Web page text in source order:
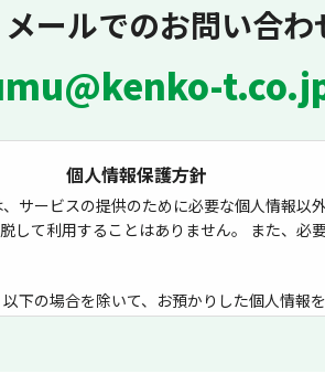
メールでのお問い合わ
個人情報保護方針
サービスの提供のために必要な個人情報以
して利用することはありません。 また、必
下の場合を除いて、お預かりした個人情報